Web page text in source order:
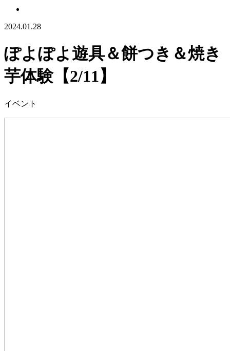
2024.01.28
ぽよぽよ遊具＆餅つき＆焼き
芋体験【2/11】
イベント